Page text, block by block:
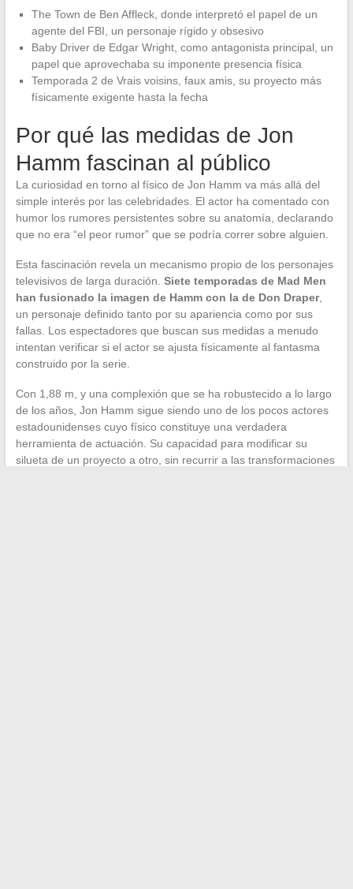
The Town de Ben Affleck, donde interpretó el papel de un
agente del FBI, un personaje rígido y obsesivo
Baby Driver de Edgar Wright, como antagonista principal, un
papel que aprovechaba su imponente presencia física
Temporada 2 de Vrais voisins, faux amis, su proyecto más
físicamente exigente hasta la fecha
Por qué las medidas de Jon
Hamm fascinan al público
La curiosidad en torno al físico de Jon Hamm va más allá del
simple interés por las celebridades. El actor ha comentado con
humor los rumores persistentes sobre su anatomía, declarando
que no era “el peor rumor” que se podría correr sobre alguien.
Esta fascinación revela un mecanismo propio de los personajes
televisivos de larga duración. Siete temporadas de Mad Men
han fusionado la imagen de Hamm con la de Don Draper,
un personaje definido tanto por su apariencia como por sus
fallas. Los espectadores que buscan sus medidas a menudo
intentan verificar si el actor se ajusta físicamente al fantasma
construido por la serie.
Con 1,88 m, y una complexión que se ha robustecido a lo largo
de los años, Jon Hamm sigue siendo uno de los pocos actores
estadounidenses cuyo físico constituye una verdadera
herramienta de actuación. Su capacidad para modificar su
silueta de un proyecto a otro, sin recurrir a las transformaciones